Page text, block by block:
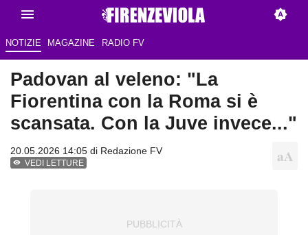
NOTIZIE MAGAZINE RADIO FV
Padovan al veleno: "La
Fiorentina con la Roma si è
scansata. Con la Juve invece..."
20.05.2026 14:05 di Redazione FV
VEDI LETTURE